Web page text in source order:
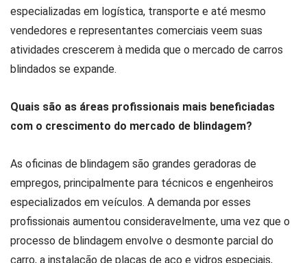
especializadas em logística, transporte e até mesmo
vendedores e representantes comerciais veem suas
atividades crescerem à medida que o mercado de carros
blindados se expande.
Quais são as áreas profissionais mais beneficiadas
com o crescimento do mercado de blindagem?
As oficinas de blindagem são grandes geradoras de
empregos, principalmente para técnicos e engenheiros
especializados em veículos. A demanda por esses
profissionais aumentou consideravelmente, uma vez que o
processo de blindagem envolve o desmonte parcial do
carro, a instalação de placas de aço e vidros especiais,